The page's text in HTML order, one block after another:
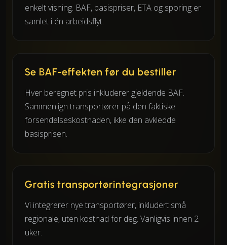
enkelt visning. BAF, basispriser, ETA og sporing er
samlet i én arbeidsflyt.
Se BAF-effekten før du bestiller
Hver beregnet pris inkluderer gjeldende BAF.
Sammenlign transportører på den faktiske
forsendelseskostnaden, ikke den avkledde
basisprisen.
Gratis transportørintegrasjoner
Vi integrerer nye transportører, inkludert små
regionale, uten kostnad for deg. Vanligvis innen 2
uker.